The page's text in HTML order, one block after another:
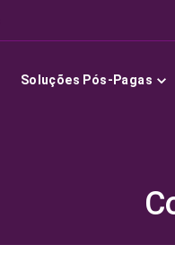
Soluções Pós-Pagas